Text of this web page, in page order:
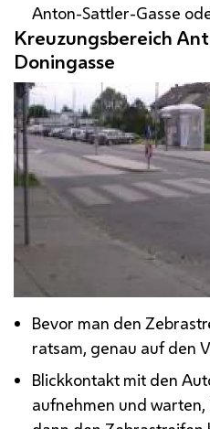
Anton-Sattler-Gasse
Kreuzungsbereich
Doningasse
Bevor man den
ratsam, genau auf den
Blickkontakt mit den
aufnehmen und